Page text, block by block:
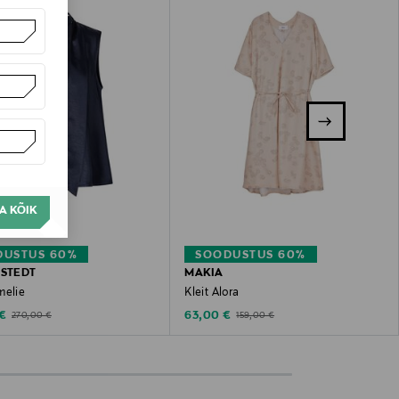
KÕIK
60%
Price
Original Price
270,00 €
SOODUSTUS 60%
MAKIA
Kleit Alora
Discounted Price
63,00 € Original Price
159,00 €